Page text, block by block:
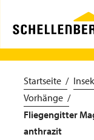
Startseite
Vorhänge
Fliegengitter
anthrazit